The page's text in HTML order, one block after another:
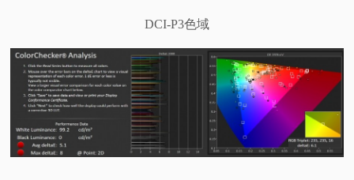
DCI-P3色域